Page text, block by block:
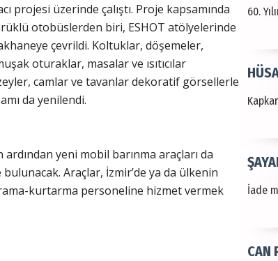
projesi üzerinde çalıştı. Proje kapsamında
otobüslerden biri, ESHOT atölyelerinde
çevrildi. Koltuklar, döşemeler,
oturaklar, masalar ve ısıtıcılar
camlar ve tavanlar dekoratif görsellerle
da yenilendi.
yeni mobil barınma araçları da
Araçlar, İzmir’de ya da ülkenin
kurtarma personeline hizmet vermek
60.
İade
CAN